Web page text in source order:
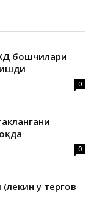
бошчилари
0
0
у тергов